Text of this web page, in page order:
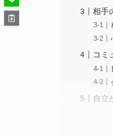
相手
コミ
自立